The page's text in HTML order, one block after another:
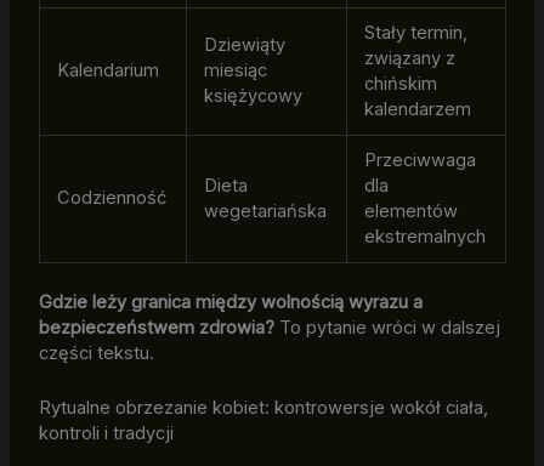
Kalendarium
Dziewiąty
miesiąc
księżycowy
Stały termin,
związany z
chińskim
kalendarzem
Codzienność
Dieta
wegetariańska
Przeciwwaga
dla
elementów
ekstremalnych
Gdzie leży granica między wolnością wyrazu a
bezpieczeństwem zdrowia?To pytanie wróci w dalszej
części tekstu.
Rytualne obrzezanie kobiet: kontrowersje wokół ciała,
kontroli i tradycji